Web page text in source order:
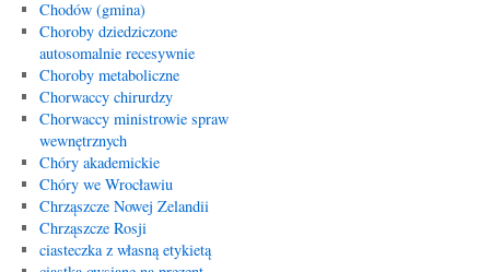
Chodów (gmina)
Choroby dziedziczone
autosomalnie recesywnie
Choroby metaboliczne
Chorwaccy chirurdzy
Chorwaccy ministrowie spraw
wewnętrznych
Chóry akademickie
Chóry we Wrocławiu
Chrząszcze Nowej Zelandii
Chrząszcze Rosji
ciasteczka z własną etykietą